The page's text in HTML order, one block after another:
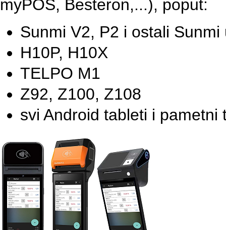
myPOS, Besteron,...), poput:
Sunmi V2, P2 i ostali Sunmi
H10P, H10X
TELPO M1
Z92, Z100, Z108
svi Android tableti i